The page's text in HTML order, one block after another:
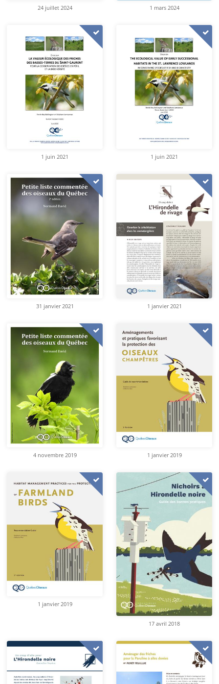
24 juillet 2024 1 mars 2024
1 juin 2021 1 juin 2021
31 janvier 2021 1 janvier 2021
4 novembre 2019 1 janvier 2019
1 janvier 2019
17 avril 2018